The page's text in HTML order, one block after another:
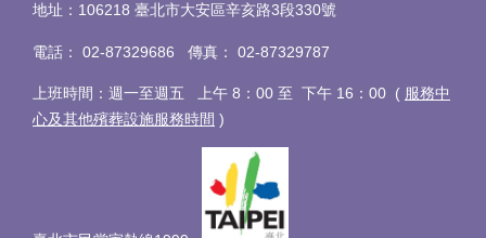
地址：106218 臺北市大安區辛亥路3段330號
電話 ： 02-87329686 傳真 ： 02-87329787
上班時間：週一至週五 上午 8：00 至 下午 16：00 ( 服務中
心及其他殯葬設施服務時間 )